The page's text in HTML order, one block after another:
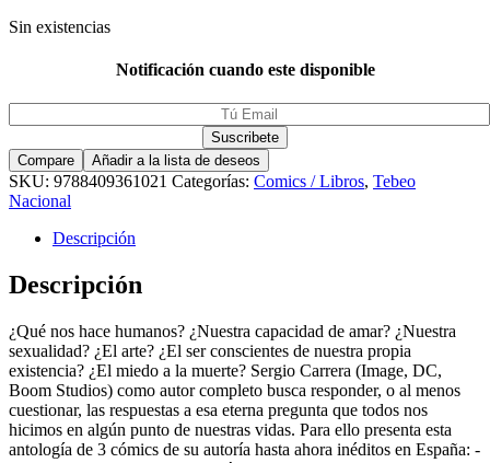
Sin existencias
Notificación cuando este disponible
Compare Añadir a la lista de deseos
SKU: 9788409361021 Categorías: Comics / Libros, Tebeo
Nacional
Descripción
Descripción
¿Qué nos hace humanos? ¿Nuestra capacidad de amar? ¿Nuestra
sexualidad? ¿El arte? ¿El ser conscientes de nuestra propia
existencia? ¿El miedo a la muerte? Sergio Carrera (Image, DC,
Boom Studios) como autor completo busca responder, o al menos
cuestionar, las respuestas a esa eterna pregunta que todos nos
hicimos en algún punto de nuestras vidas. Para ello presenta esta
antología de 3 cómics de su autoría hasta ahora inéditos en España: -